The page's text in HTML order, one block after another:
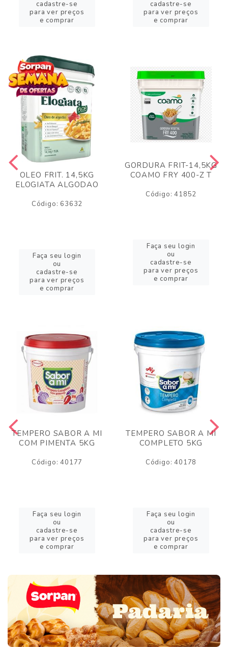
cadastre-se
para ver preços
e comprar
cadastre-se
para ver preços
e comprar
OLEO FRIT. 14,5KG
ELOGIATA ALGODAO
Código: 63632
Faça seu login
ou
cadastre-se
para ver preços
e comprar
GORDURA FRIT-14,5KG
COAMO FRY 400-Z T
Código: 41852
Faça seu login
ou
cadastre-se
para ver preços
e comprar
TEMPERO SABOR A MI
COM PIMENTA 5KG
Código: 40177
Faça seu login
ou
cadastre-se
para ver preços
e comprar
TEMPERO SABOR A MI
COMPLETO 5KG
Código: 40178
Faça seu login
ou
cadastre-se
para ver preços
e comprar